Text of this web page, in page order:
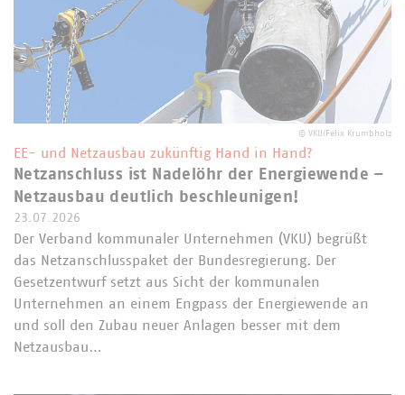
© VKU/Felix Krumbholz
EE- und Netzausbau zukünftig Hand in Hand?
Netzanschluss ist Nadelöhr der Energiewende –
Netzausbau deutlich beschleunigen!
23.07.2026
Der Verband kommunaler Unternehmen (VKU) begrüßt
das Netzanschlusspaket der Bundesregierung. Der
Gesetzentwurf setzt aus Sicht der kommunalen
Unternehmen an einem Engpass der Energiewende an
und soll den Zubau neuer Anlagen besser mit dem
Netzausbau…